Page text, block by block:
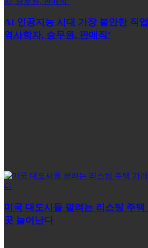
AI 인공지능 시대 가장 불안한 직
역사학자, 승무원, 판매직’
미국 대도시들 팔려는 리스팅 주
곳 늘어난다